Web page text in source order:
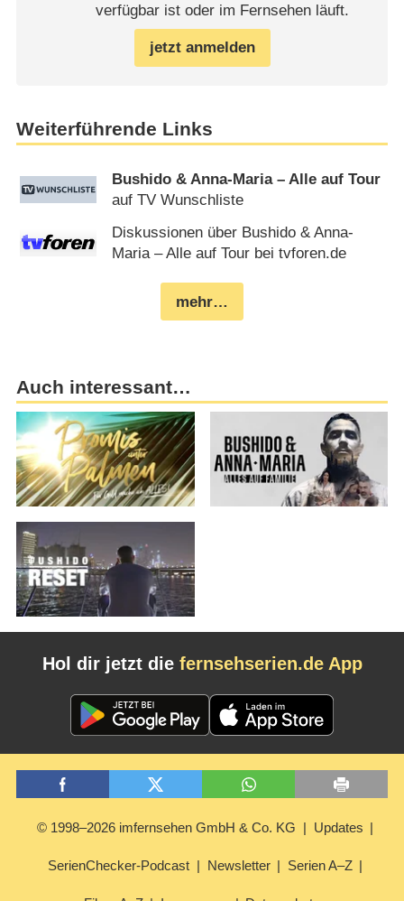
verfügbar ist oder im Fernsehen läuft.
jetzt anmelden
Weiterführende Links
Bushido & Anna-Maria – Alle auf Tour
auf TV Wunschliste
Diskussionen über Bushido & Anna-
Maria – Alle auf Tour bei tvforen.de
mehr…
Auch interessant…
Hol dir jetzt die fernsehserien.de App
© 1998–2026 imfernsehen GmbH & Co. KG Updates
SerienChecker-Podcast Newsletter Serien A–Z